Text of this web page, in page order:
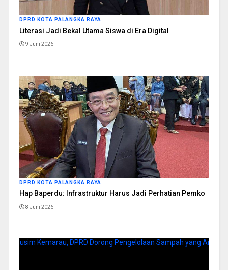
DPRD KOTA PALANGKA RAYA
Literasi Jadi Bekal Utama Siswa di Era Digital
9 Juni 2026
DPRD KOTA PALANGKA RAYA
Hap Baperdu: Infrastruktur Harus Jadi Perhatian Pemko
8 Juni 2026